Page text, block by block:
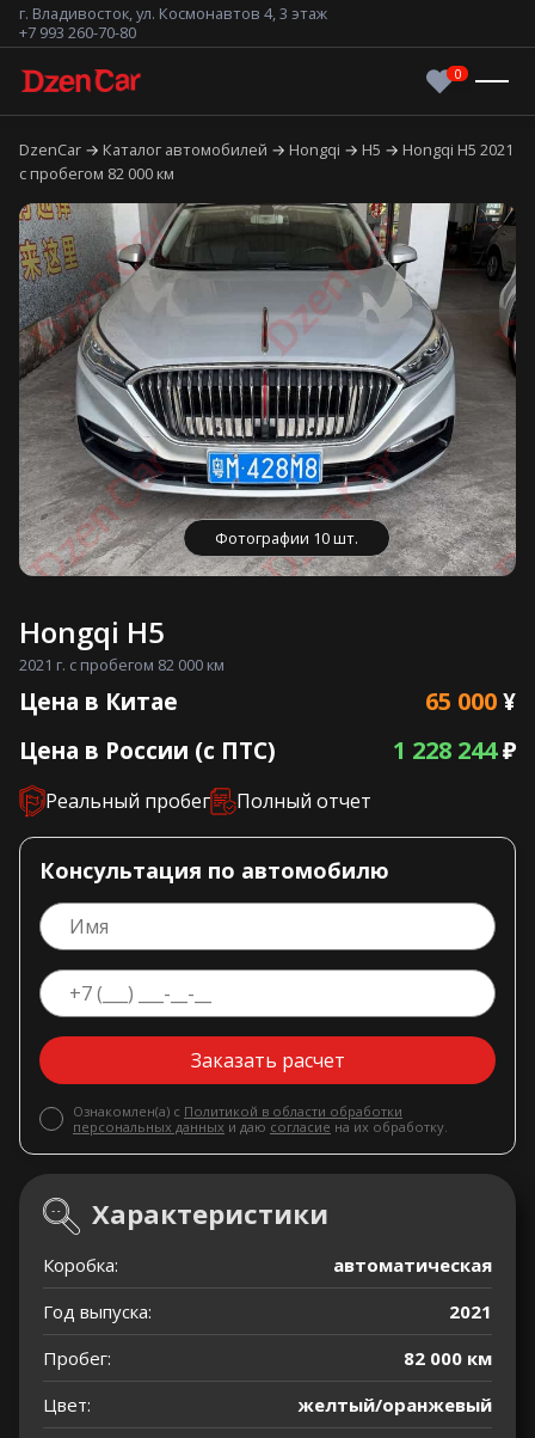
г. Владивосток, ул. Космонавтов 4, 3 этаж
+7 993 260-70-80
DzenCar Каталог автомобилей Hongqi H5
Hongqi H5 2021
с пробегом 82 000 км
Фотографии 10 шт.
Hongqi H5
2021 г. с пробегом 82 000 км
Цена в Китае 65 000¥
Цена в России (с ПТС)
1 228 244₽
Реальный пробег Полный отчет
Консультация по автомобилю
Заказать расчет
Ознакомлен(а) с Политикой в области обработки
персональных данных и даю согласие на их обработку.
Характеристики
Коробка:
автоматическая
Год выпуска:
2021
Пробег:
82 000 км
Цвет:
желтый/оранжевый